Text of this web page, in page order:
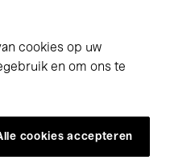
cookies op uw
en om ons te
cookies accepteren